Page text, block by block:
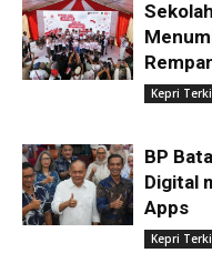
Kepri
BP
Digital
Apps
Kepri